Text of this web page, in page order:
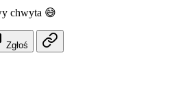
chwyta 😅
Zgłoś